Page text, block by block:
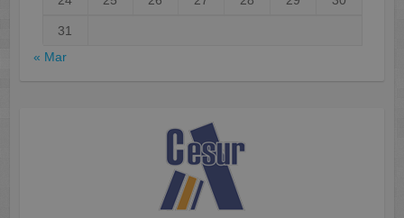
31
« Mar